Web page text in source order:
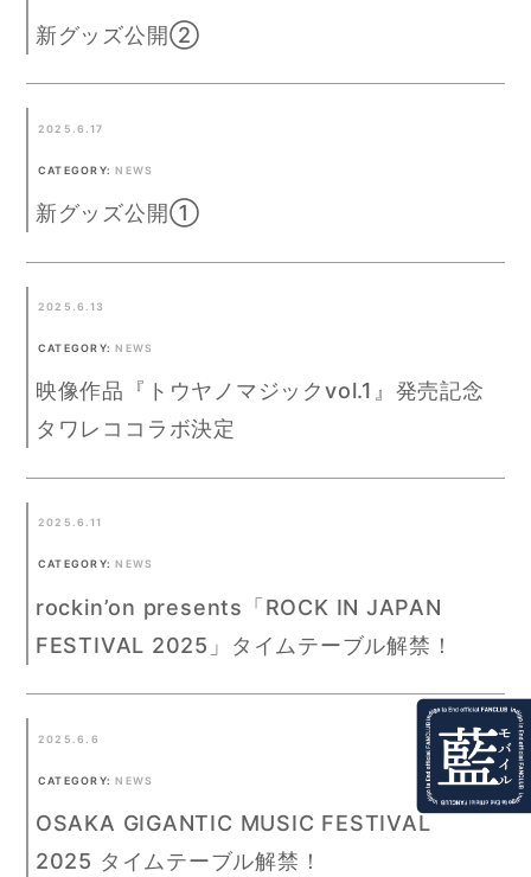
新グッズ公開②
2025.6.17
CATEGORY: NEWS
新グッズ公開①
2025.6.13
CATEGORY: NEWS
映像作品『トウヤノマジックvol.1』発売記念
タワレココラボ決定
2025.6.11
CATEGORY: NEWS
rockin’on presents「ROCK IN JAPAN
FESTIVAL 2025」タイムテーブル解禁！
2025.6.6
CATEGORY: NEWS
OSAKA GIGANTIC MUSIC FESTIVAL
2025 タイムテーブル解禁！